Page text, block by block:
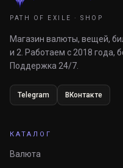
PATH OF EXILE · SHOP
Магазин валюты, вещей,
и 2. Работаем с 2018 года,
Поддержка 24/7.
Telegram ВКонтакте
КАТАЛОГ
Валюта